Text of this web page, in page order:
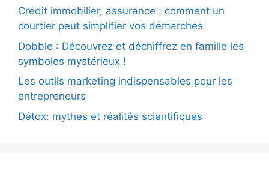
Crédit immobilier, assurance : comment un
courtier peut simplifier vos démarches
Dobble : Découvrez et déchiffrez en famille les
symboles mystérieux !
Les outils marketing indispensables pour les
entrepreneurs
Détox: mythes et réalités scientifiques